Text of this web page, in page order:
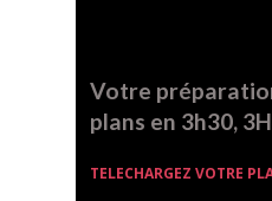
Votre
plans en 3h30,
TELECHARGEZ VOTRE